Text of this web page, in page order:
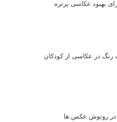
رنگ در عکاسی از کودکان